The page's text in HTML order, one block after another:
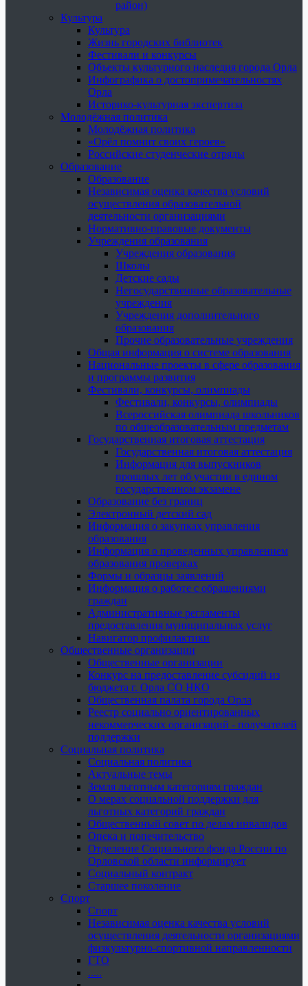
район)
Культура
Культура
Жизнь городских библиотек
Фестивали и конкурсы
Объекты культурного наследия города Орла
Инфографика о достопримечательностях
Орла
Историко-культурная экспертиза
Молодёжная политика
Молодёжная политика
«Орёл помнит своих героев»
Российские студенческие отряды
Образование
Образование
Независимая оценка качества условий
осуществления образовательной
деятельности организациями
Нормативно-правовые документы
Учреждения образования
Учреждения образования
Школы
Детские сады
Негосударственные образовательные
учреждения
Учреждения дополнительного
образования
Прочие образовательные учреждения
Общая информация о системе образования
Национальные проекты в сфере образования
и программы развития
Фестивали, конкурсы, олимпиады
Фестивали, конкурсы, олимпиады
Всероссийская олимпиада школьников
по общеобразовательным предметам
Государственная итоговая аттестация
Государственная итоговая аттестация
Информация для выпускников
прошлых лет об участии в едином
государственном экзамене
Образование без границ
Электронный детский сад
Информация о закупках управления
образования
Информация о проведенных управлением
образования проверках
Формы и образцы заявлений
Информация о работе с обращениями
граждан
Административные регламенты
предоставления муниципальных услуг
Навигатор профилактики
Общественные организации
Общественные организации
Конкурс на предоставление субсидий из
бюджета г. Орла СО НКО
Общественная палата города Орла
Реестр социально ориентированных
некоммерческих организаций - получателей
поддержки
Социальная политика
Социальная политика
Актуальные темы
Земля льготным категориям граждан
О мерах социальной поддержки для
льготных категорий граждан
Общественный совет по делам инвалидов
Опека и попечительство
Отделение Социального фонда России по
Орловской области информирует
Социальный контракт
Старшее поколение
Спорт
Спорт
Независимая оценка качества условий
осуществления деятельности организациями
физкультурно-спортивной направленности
ГТО
.....